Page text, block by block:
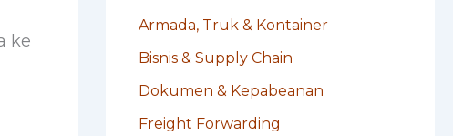
ke
Armada, Truk & Kontainer
Bisnis & Supply Chain
Dokumen & Kepabeanan
Freight Forwarding